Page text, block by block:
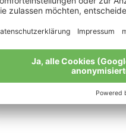
Meine
Alle